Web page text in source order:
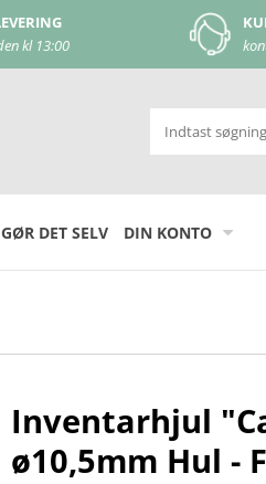
KUNDE SUPPORT
44 22 17 44
GØR DET SELV DIN KONTO
Inventarhjul
ø10,5mm Hul -